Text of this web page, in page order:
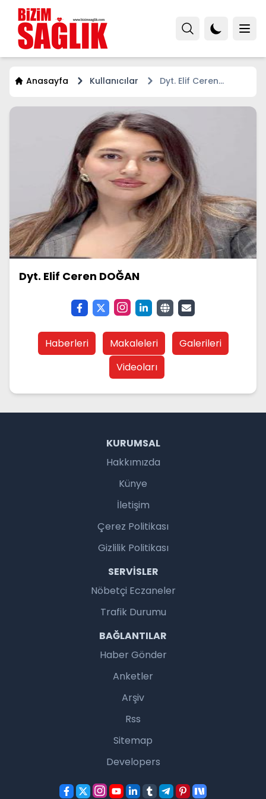
Anasayfa Kullanıcılar
Dyt. Elif Ceren
Dyt. Elif Ceren DOĞAN
Haberleri Makaleleri
Galerileri
Videoları
KURUMSAL
Hakkımızda
Künye
İletişim
Çerez Politikası
Gizlilik Politikası
SERVISLER
Nöbetçi Eczaneler
Trafik Durumu
BAĞLANTILAR
Haber Gönder
Anketler
Arşiv
Rss
Sitemap
Developers